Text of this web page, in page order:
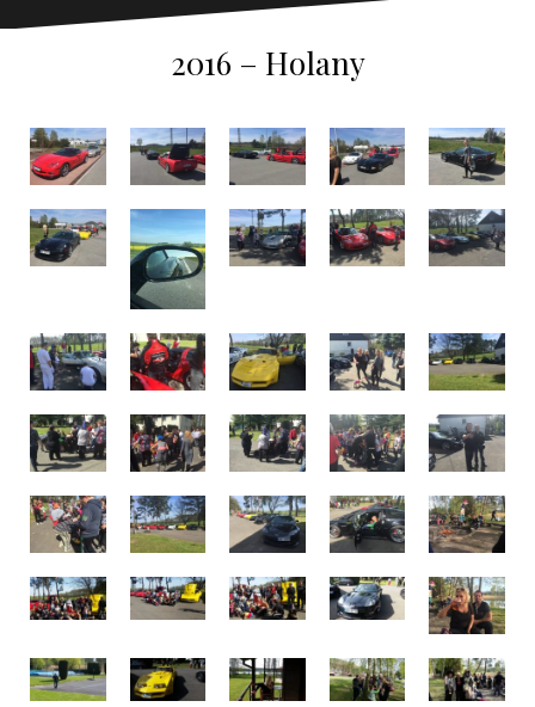
2016 – Holany